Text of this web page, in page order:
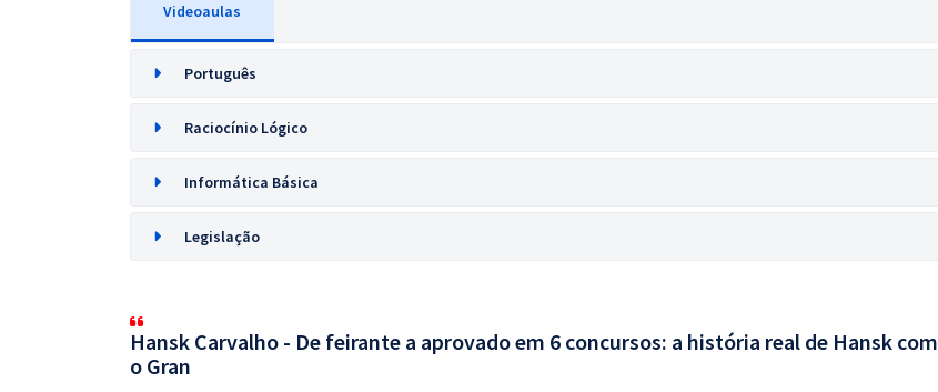
Videoaulas
Português
Raciocínio Lógico
Informática Básica
Legislação
Hansk Carvalho - De feirante a aprovado em 6 concursos: a história real de Hansk com
o Gran